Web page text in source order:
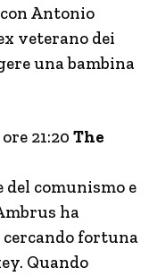
Antonio
veterano dei
una bambina
21:20 The
comunismo e
ha
fortuna
Quando